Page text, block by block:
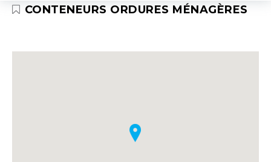
CONTENEURS ORDURES MÉNAGÈRES